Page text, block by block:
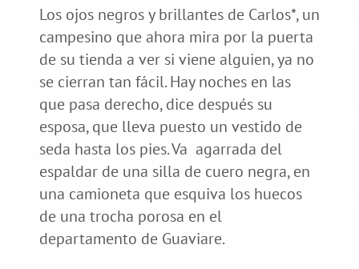
Los ojos negros y brillantes de Carlos*, un
campesino que ahora mira por la puerta
de su tienda a ver si viene alguien, ya no
se cierran tan fácil. Hay noches en las
que pasa derecho, dice después su
esposa, que lleva puesto un vestido de
seda hasta los pies. Va agarrada del
espaldar de una silla de cuero negra, en
una camioneta que esquiva los huecos
de una trocha porosa en el
departamento de Guaviare.